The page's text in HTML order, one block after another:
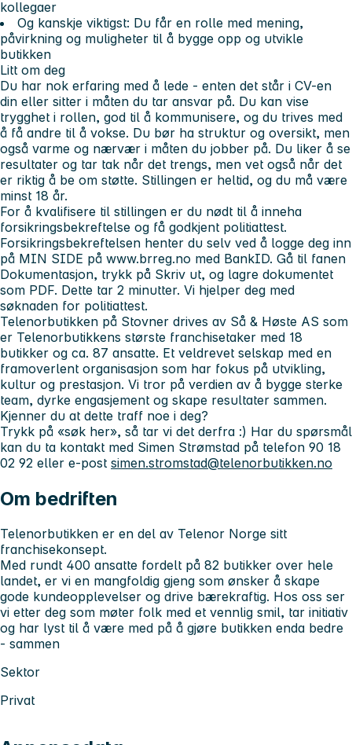
kollegaer
Og kanskje viktigst: Du får en rolle med mening,
påvirkning og muligheter til å bygge opp og utvikle
butikken
Litt om deg
Du har nok erfaring med å lede - enten det står i CV-en
din eller sitter i måten du tar ansvar på. Du kan vise
trygghet i rollen, god til å kommunisere, og du trives med
å få andre til å vokse. Du bør ha struktur og oversikt, men
også varme og nærvær i måten du jobber på. Du liker å se
resultater og tar tak når det trengs, men vet også når det
er riktig å be om støtte. Stillingen er heltid, og du må være
minst 18 år.
For å kvalifisere til stillingen er du nødt til å inneha
forsikringsbekreftelse og få godkjent politiattest.
Forsikringsbekreftelsen henter du selv ved å logge deg inn
på MIN SIDE på www.brreg.no med BankID. Gå til fanen
Dokumentasjon, trykk på Skriv ut, og lagre dokumentet
som PDF. Dette tar 2 minutter. Vi hjelper deg med
søknaden for politiattest.
Telenorbutikken på Stovner drives av Så & Høste AS som
er Telenorbutikkens største franchisetaker med 18
butikker og ca. 87 ansatte. Et veldrevet selskap med en
framoverlent organisasjon som har fokus på utvikling,
kultur og prestasjon. Vi tror på verdien av å bygge sterke
team, dyrke engasjement og skape resultater sammen.
Kjenner du at dette traff noe i deg?
Trykk på «søk her», så tar vi det derfra :) Har du spørsmål
kan du ta kontakt med Simen Strømstad på telefon 90 18
02 92 eller e-post simen.stromstad@telenorbutikken.no
Om bedriften
Telenorbutikken er en del av Telenor Norge sitt
franchisekonsept.
Med rundt 400 ansatte fordelt på 82 butikker over hele
landet, er vi en mangfoldig gjeng som ønsker å skape
gode kundeopplevelser og drive bærekraftig. Hos oss ser
vi etter deg som møter folk med et vennlig smil, tar initiativ
og har lyst til å være med på å gjøre butikken enda bedre
- sammen
Sektor
Privat